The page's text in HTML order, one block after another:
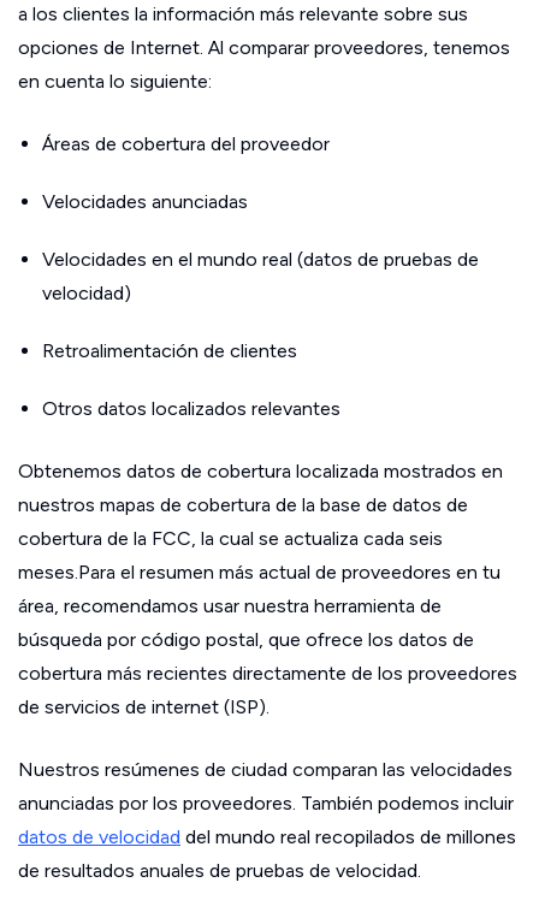
a los clientes la información más relevante sobre sus
opciones de Internet. Al comparar proveedores, tenemos
en cuenta lo siguiente:
Áreas de cobertura del proveedor
Velocidades anunciadas
Velocidades en el mundo real (datos de pruebas de
velocidad)
Retroalimentación de clientes
Otros datos localizados relevantes
Obtenemos datos de cobertura localizada mostrados en
nuestros mapas de cobertura de la base de datos de
cobertura de la FCC, la cual se actualiza cada seis
meses.Para el resumen más actual de proveedores en tu
área, recomendamos usar nuestra herramienta de
búsqueda por código postal, que ofrece los datos de
cobertura más recientes directamente de los proveedores
de servicios de internet (ISP).
Nuestros resúmenes de ciudad comparan las velocidades
anunciadas por los proveedores. También podemos incluir
datos de velocidad del mundo real recopilados de millones
de resultados anuales de pruebas de velocidad.